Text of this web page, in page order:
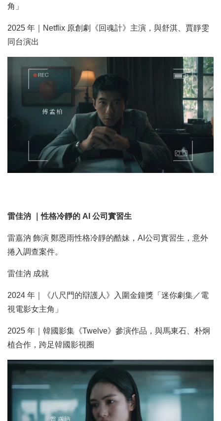
角」
2025 年｜Netflix 原創劇《回魂計》主演，與舒淇、賈靜雯
同台演出
雷佳汭 ｜性格冷靜的 AI 公司實習生
雷嘉汭 飾演 鄭恩雨性格冷靜的酷妹，AI公司實習生，意外
捲入調查案件。
雷佳汭 成就
2024 年｜《八尺門的辯護人》入圍金鐘獎「迷你劇集／電
視電影女主角」
2025 年｜韓國影集《Twelve》參演作品，與馬東石、朴炯
植合作，跨足韓國影視圈